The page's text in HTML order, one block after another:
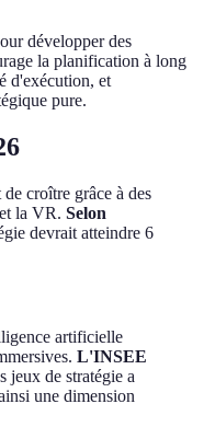
développer des
la planification à long
d'exécution, et
pure.
croître grâce à des
la VR. Selon
devrait atteindre 6
artificielle
L'INSEE
jeux de stratégie a
une dimension